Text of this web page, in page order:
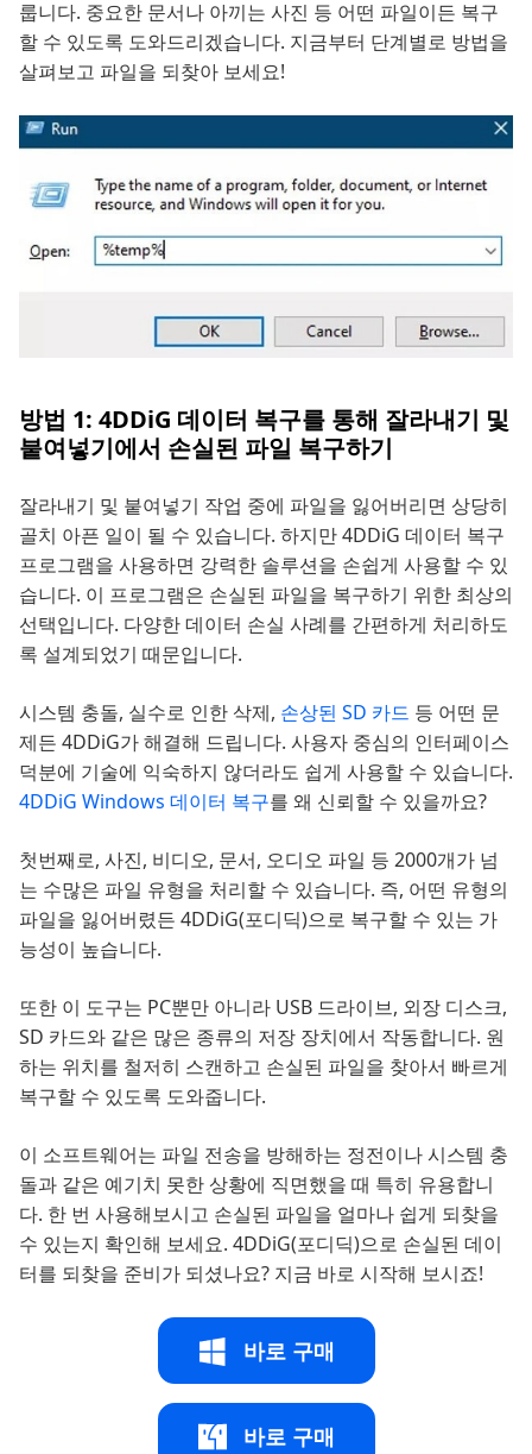
룹니다. 중요한 문서나 아끼는 사진 등 어떤 파일이든 복구
할 수 있도록 도와드리겠습니다. 지금부터 단계별로 방법을
살펴보고 파일을 되찾아 보세요!
방법 1: 4DDiG 데이터 복구를 통해 잘라내기 및
붙여넣기에서 손실된 파일 복구하기
잘라내기 및 붙여넣기 작업 중에 파일을 잃어버리면 상당히
골치 아픈 일이 될 수 있습니다. 하지만 4DDiG 데이터 복구
프로그램을 사용하면 강력한 솔루션을 손쉽게 사용할 수 있
습니다. 이 프로그램은 손실된 파일을 복구하기 위한 최상의
선택입니다. 다양한 데이터 손실 사례를 간편하게 처리하도
록 설계되었기 때문입니다.
시스템 충돌, 실수로 인한 삭제, 손상된 SD 카드 등 어떤 문
제든 4DDiG가 해결해 드립니다. 사용자 중심의 인터페이스
덕분에 기술에 익숙하지 않더라도 쉽게 사용할 수 있습니다.
4DDiG Windows 데이터 복구를 왜 신뢰할 수 있을까요?
첫번째로, 사진, 비디오, 문서, 오디오 파일 등 2000개가 넘
는 수많은 파일 유형을 처리할 수 있습니다. 즉, 어떤 유형의
파일을 잃어버렸든 4DDiG(포디딕)으로 복구할 수 있는 가
능성이 높습니다.
또한 이 도구는 PC뿐만 아니라 USB 드라이브, 외장 디스크,
SD 카드와 같은 많은 종류의 저장 장치에서 작동합니다. 원
하는 위치를 철저히 스캔하고 손실된 파일을 찾아서 빠르게
복구할 수 있도록 도와줍니다.
이 소프트웨어는 파일 전송을 방해하는 정전이나 시스템 충
돌과 같은 예기치 못한 상황에 직면했을 때 특히 유용합니
다. 한 번 사용해보시고 손실된 파일을 얼마나 쉽게 되찾을
수 있는지 확인해 보세요. 4DDiG(포디딕)으로 손실된 데이
터를 되찾을 준비가 되셨나요? 지금 바로 시작해 보시죠!
바로 구매
바로 구매